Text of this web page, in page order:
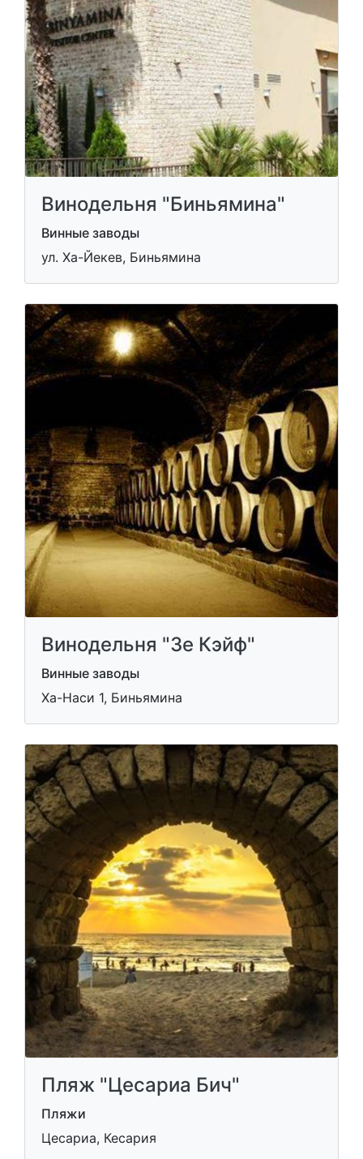
Винодельня "Биньямина"
Винные заводы
ул. Ха-Йекев, Биньямина
Винодельня "Зе Кэйф"
Винные заводы
Ха-Наси 1, Биньямина
Пляж "Цесариа Бич"
Пляжи
Цесариа, Кесария